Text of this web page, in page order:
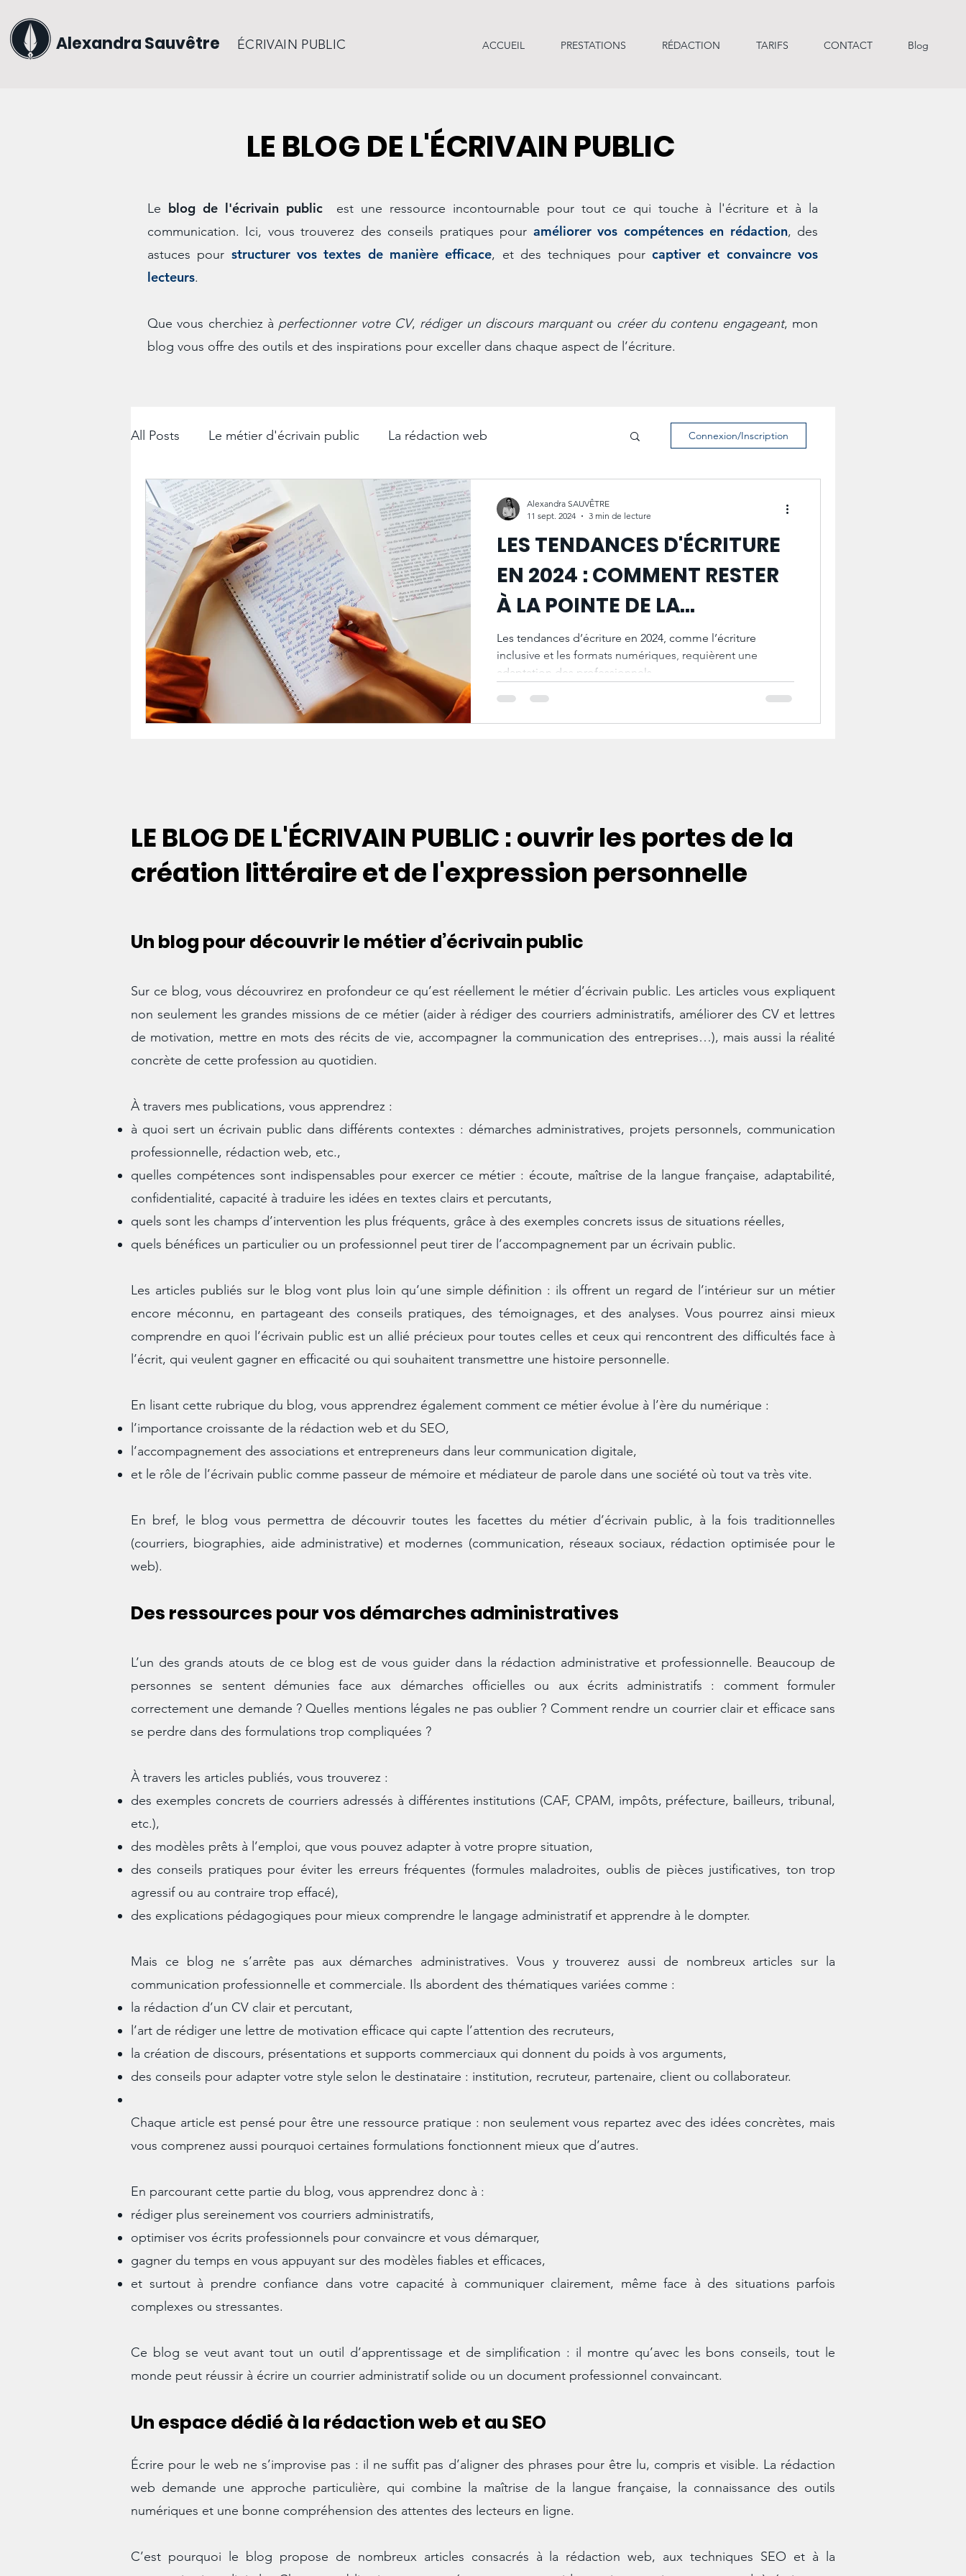
Alexandra Sauvêtre ÉCRIVAIN PUBLIC ACCUEIL PRESTATIONS RÉDACTION TARIFS CONTACT Blog
LE BLOG DE L'ÉCRIVAIN PUBLIC
Le blog de l'écrivain publicest une ressource incontournable pour tout ce qui touche à l'écriture et à la
communication. Ici, vous trouverez des conseils pratiques pour améliorer vos compétences en rédaction, des
astuces pour structurer vos textes de manière efficace, et des techniques pourcaptiver et convaincre vos
lecteurs.
Que vous cherchiez à perfectionner votre CV, rédiger un discours marquantou créer du contenu engageant, mon
blog vous offre des outils et des inspirations pour exceller dans chaque aspect de l’écriture.
All Posts Le métier d'écrivain public La rédaction web
Les courriers administratifs La communication commerciale
La rédaction professionnelle La langue française Évènements
Les démarches administratives Les récits de vie et biographies
Les supports de communication La communication d'entreprise
CV & lettres de motivation La communication évènementielle
Connexion/Inscription
LES TENDANCES D'ÉCRITURE
EN 2024 : COMMENT RESTER
À LA POINTE DE LA
RÉDACTION
PROFESSIONNELLE
Les tendances d’écriture en 2024, comme l’écriture
inclusive et les formats numériques, requièrent une
adaptation des professionnels.
Alexandra SAUVÊTRE
11 sept. 2024
3 min de lecture
LE BLOG DE L'ÉCRIVAIN PUBLIC : ouvrir les portes de la
création littéraire et de l'expression personnelle
Un blog pour découvrir le métier d’écrivain public
Sur ce blog, vous découvrirez en profondeur ce qu’est réellement le métier d’écrivain public. Les articles vous expliquent
non seulement les grandes missions de ce métier (aider à rédiger des courriers administratifs, améliorer des CV et lettres
de motivation, mettre en mots des récits de vie, accompagner la communication des entreprises…), mais aussi la réalité
concrète de cette profession au quotidien.
À travers mes publications, vous apprendrez :
à quoi sert un écrivain public dans différents contextes : démarches administratives, projets personnels, communication
professionnelle, rédaction web, etc.,
quelles compétences sont indispensables pour exercer ce métier : écoute, maîtrise de la langue française, adaptabilité,
confidentialité, capacité à traduire les idées en textes clairs et percutants,
quels sont les champs d’intervention les plus fréquents, grâce à des exemples concrets issus de situations réelles,
quels bénéfices un particulier ou un professionnel peut tirer de l’accompagnement par un écrivain public.
Les articles publiés sur le blog vont plus loin qu’une simple définition : ils offrent un regard de l’intérieur sur un métier
encore méconnu, en partageant des conseils pratiques, des témoignages, et des analyses. Vous pourrez ainsi mieux
comprendre en quoi l’écrivain public est un allié précieux pour toutes celles et ceux qui rencontrent des difficultés face à
l’écrit, qui veulent gagner en efficacité ou qui souhaitent transmettre une histoire personnelle.
En lisant cette rubrique du blog, vous apprendrez également comment ce métier évolue à l’ère du numérique :
l’importance croissante de la rédaction web et du SEO,
l’accompagnement des associations et entrepreneurs dans leur communication digitale,
et le rôle de l’écrivain public comme passeur de mémoire et médiateur de parole dans une société où tout va très vite.
En bref, le blog vous permettra de découvrir toutes les facettes du métier d’écrivain public, à la fois traditionnelles
(courriers, biographies, aide administrative) et modernes (communication, réseaux sociaux, rédaction optimisée pour le
web).
Des ressources pour vos démarches administratives
L’un des grands atouts de ce blog est de vous guider dans la rédaction administrative et professionnelle. Beaucoup de
personnes se sentent démunies face aux démarches officielles ou aux écrits administratifs : comment formuler
correctement une demande ? Quelles mentions légales ne pas oublier ? Comment rendre un courrier clair et efficace sans
se perdre dans des formulations trop compliquées ?
À travers les articles publiés, vous trouverez :
des exemples concrets de courriers adressés à différentes institutions (CAF, CPAM, impôts, préfecture, bailleurs, tribunal,
etc.),
des modèles prêts à l’emploi, que vous pouvez adapter à votre propre situation,
des conseils pratiques pour éviter les erreurs fréquentes (formules maladroites, oublis de pièces justificatives, ton trop
agressif ou au contraire trop effacé),
des explications pédagogiques pour mieux comprendre le langage administratif et apprendre à le dompter.
Mais ce blog ne s’arrête pas aux démarches administratives. Vous y trouverez aussi de nombreux articles sur la
communication professionnelle et commerciale. Ils abordent des thématiques variées comme :
la rédaction d’un CV clair et percutant,
l’art de rédiger une lettre de motivation efficace qui capte l’attention des recruteurs,
la création de discours, présentations et supports commerciaux qui donnent du poids à vos arguments,
des conseils pour adapter votre style selon le destinataire : institution, recruteur, partenaire, client ou collaborateur.
Chaque article est pensé pour être une ressource pratique : non seulement vous repartez avec des idées concrètes, mais
vous comprenez aussi pourquoi certaines formulations fonctionnent mieux que d’autres.
En parcourant cette partie du blog, vous apprendrez donc à :
rédiger plus sereinement vos courriers administratifs,
optimiser vos écrits professionnels pour convaincre et vous démarquer,
gagner du temps en vous appuyant sur des modèles fiables et efficaces,
et surtout à prendre confiance dans votre capacité à communiquer clairement, même face à des situations parfois
complexes ou stressantes.
Ce blog se veut avant tout un outil d’apprentissage et de simplification : il montre qu’avec les bons conseils, tout le
monde peut réussir à écrire un courrier administratif solide ou un document professionnel convaincant.
Un espace dédié à la rédaction web et au SEO
Écrire pour le web ne s’improvise pas : il ne suffit pas d’aligner des phrases pour être lu, compris et visible. La rédaction
web demande une approche particulière, qui combine la maîtrise de la langue française, la connaissance des outils
numériques et une bonne compréhension des attentes des lecteurs en ligne.
C’est pourquoi le blog propose de nombreux articles consacrés à la rédaction web, aux techniques SEO et à la